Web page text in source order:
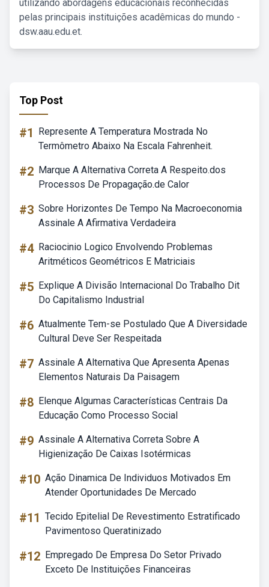
utilizando abordagens educacionais reconhecidas
pelas principais instituições acadêmicas do mundo -
dsw.aau.edu.et.
Top Post
#1
Represente A Temperatura Mostrada No
Termômetro Abaixo Na Escala Fahrenheit.
#2 Marque A Alternativa Correta A Respeito.dos
Processos De Propagação.de Calor
#3 Sobre Horizontes De Tempo Na Macroeconomia
Assinale A Afirmativa Verdadeira
#4 Raciocinio Logico Envolvendo Problemas
Aritméticos Geométricos E Matriciais
#5 Explique A Divisão Internacional Do Trabalho Dit
Do Capitalismo Industrial
#6 Atualmente Tem-se Postulado Que A Diversidade
Cultural Deve Ser Respeitada
#7 Assinale A Alternativa Que Apresenta Apenas
Elementos Naturais Da Paisagem
#8 Elenque Algumas Características Centrais Da
Educação Como Processo Social
#9 Assinale A Alternativa Correta Sobre A
Higienização De Caixas Isotérmicas
#10 Ação Dinamica De Individuos Motivados Em
Atender Oportunidades De Mercado
#11 Tecido Epitelial De Revestimento Estratificado
Pavimentoso Queratinizado
#12 Empregado De Empresa Do Setor Privado
Exceto De Instituições Financeiras